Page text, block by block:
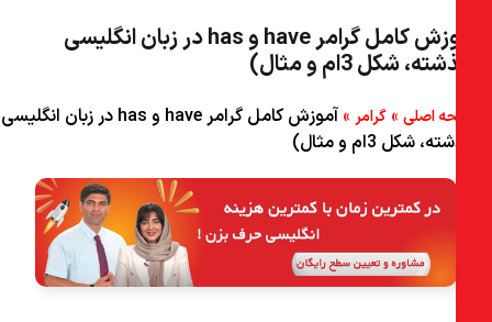
۸) نکته ۲) : has در زبان انگلیسی فقط با فاعل‌های سوم شخص مفرد
آموزش کامل گرامر have و has در زبان انگلیسی
شکل 3‌ام و مثال)
اصلی»گرامر »
آموزش کامل گرامر have و has در زبان انگلیسی
شکل 3‌ام و مثال)